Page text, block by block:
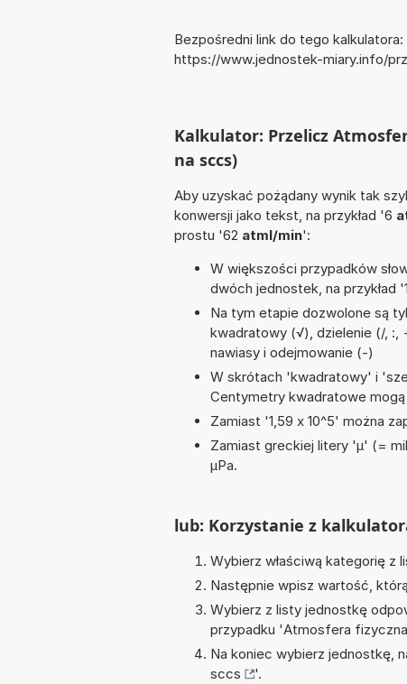
Bezpośredni link do tego kalkulatora:
https://www.jednostek-miary.info/
Kalkulator: Przelicz
na sccs)
Aby uzyskać pożądany wynik tak
konwersji jako tekst, na przykład '6
prostu '62 atml/min':
W większości przypadków
dwóch jednostek, na przykład
Na tym etapie dozwolone są
kwadratowy (√), dzielenie (/, :,
nawiasy i odejmowanie (-)
W skrótach 'kwadratowy' i
Centymetry kwadratowe
Zamiast '1,59 x 10^5' można
Zamiast greckiej litery 'µ' (=
µPa.
lub: Korzystanie z
Wybierz właściwą kategorię z
Następnie wpisz wartość,
Wybierz z listy jednostkę
przypadku 'Atmosfera
Na koniec wybierz jednostkę,
sccs
'.